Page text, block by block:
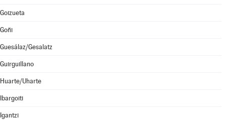
Goizueta
Goñi
Guesálaz/Gesalatz
Guirguillano
Huarte/Uharte
Ibargoiti
Igantzi